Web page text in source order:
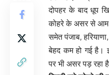
दोपहर के बाद धूप
कोहरे के असर से आम
समेत पंजाब,
बेहद कम हो गई है।
पर भी असर पड़ रहा